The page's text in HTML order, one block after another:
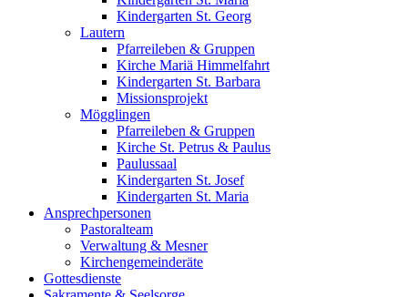
Kindergarten St. Georg
Lautern
Pfarreileben & Gruppen
Kirche Mariä Himmelfahrt
Kindergarten St. Barbara
Missionsprojekt
Mögglingen
Pfarreileben & Gruppen
Kirche St. Petrus & Paulus
Paulussaal
Kindergarten St. Josef
Kindergarten St. Maria
Ansprechpersonen
Pastoralteam
Verwaltung & Mesner
Kirchengemeinderäte
Gottesdienste